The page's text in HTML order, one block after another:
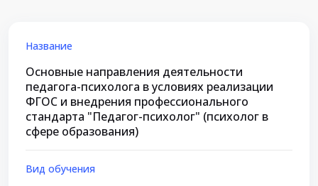
Название
Основные направления деятельности
педагога-психолога в условиях реализации
ФГОС и внедрения профессионального
стандарта "Педагог-психолог" (психолог в
сфере образования)
Вид обучения